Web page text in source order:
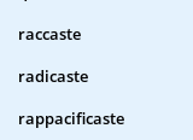
raccaste
radicaste
rappacificaste